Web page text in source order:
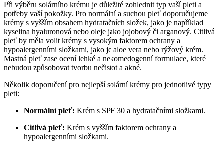
Při výběru solárního krému‍ je důležité zohlednit typ vaší ⁢pleti a
potřeby‍ vaší pokožky.⁤ Pro normální a ‍suchou pleť doporučujeme
krémy ⁤s vyšším obsahem hydratačních složek, jako je například​
kyselina ⁤hyaluronová nebo⁤ oleje jako jojobový či arganový. Citlivá
pleť by měla volit krémy s​ vysokým faktorem‍ ochrany a
hypoalergenními složkami, jako je aloe⁣ vera nebo ​rýžový krém.
Mastná pleť zase ‍ocení‌ lehké a nekomedogenní formulace, které
nebudou ‌způsobovat tvorbu ‍nečistot⁣ a akné.
Několik doporučení pro nejlepší solární krémy ‍pro jednotlivé typy
pleti:
Normální pleť: Krém s⁣ SPF 30 ⁢a hydratačními složkami.
Citlivá pleť: Krém s vyšším faktorem ochrany a
hypoalergenními složkami.